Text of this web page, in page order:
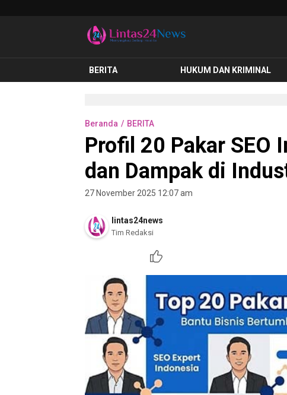
lintas24news.com
Menyingkap Setiap Realita
BERITA HUKUM DAN KRIMINAL
Beranda BERITA
Profil 20 Pakar SEO
dan Dampak di
27 November 2025 12:07 am
lintas24news
Tim Redaksi